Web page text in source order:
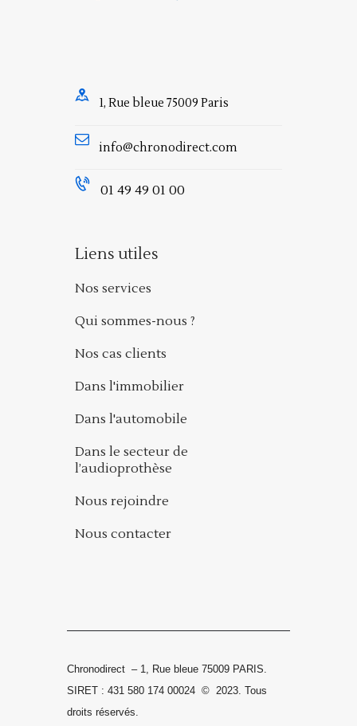
1, Rue bleue 75009 Paris
info@chronodirect.com
01 49 49 01 00
Liens utiles
Nos services
Qui sommes-nous ?
Nos cas clients
Dans l'immobilier
Dans l'automobile
Dans le secteur de
l’audioprothèse
Nous rejoindre
Nous contacter
Chronodirect – 1, Rue bleue 75009 PARIS.
SIRET : 431 580 174 00024 © 2023. Tous
droits réservés.